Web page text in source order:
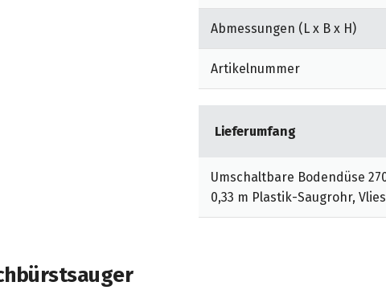
Abmessungen (L x B x H)
Artikelnummer
Lieferumfang
Umschaltbare Bodendüse
0,33 m Plastik-Saugrohr,